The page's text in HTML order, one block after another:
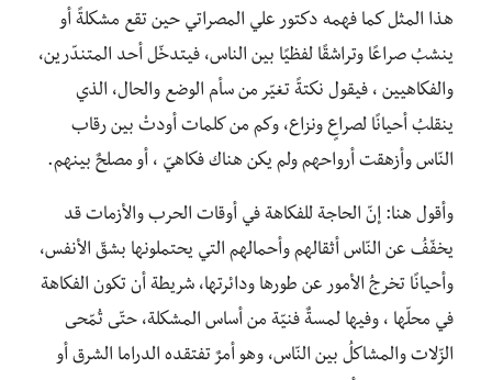
هذا المثل كما فهمه دكتور علي المصراتي حين تقع مشكلةً أو
ينشبُ صراعًا وتراشقًا لفظيًا بين الناس، فيتدخّل أحد المتندّرين،
والفكاهيين ، فيقول نكتةً تغيّر من سأم الوضع والحال، الذي
ينقلبُ أحيانًا لصراعٍ ونزاع، وكم من كلمات أودتْ بين رقاب
النّاس وأزهقت أرواحهم ولم يكن هناك فكاهيّ ، أو مصلحٌ بينهم.
وأقول هنا: إنّ الحاجة للفكاهة في أوقات الحرب والأزمات قد
يخفّفُ عن النّاس أثقالهم وأحمالهم التي يحتملونها بشقّ الأنفس،
وأحيانًا تخرجُ الأمور عن طورها ودائرتها، شريطة أن تكون الفكاهة
في محلّها ، وفيها لمسةٌ فنيّة من أساس المشكلة، حتّى تُمّحى
الزّلات والمشاكلُ بين النّاس، وهو أمرٌ تفتقده الدراما الشرق أو